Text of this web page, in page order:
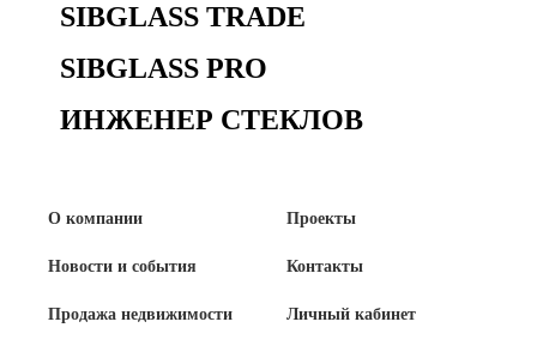
SIBGLASS TRADE
SIBGLASS PRO
ИНЖЕНЕР СТЕКЛОВ
О компании
Новости и события
Продажа недвижимости
Проекты
Контакты
Личный кабинет